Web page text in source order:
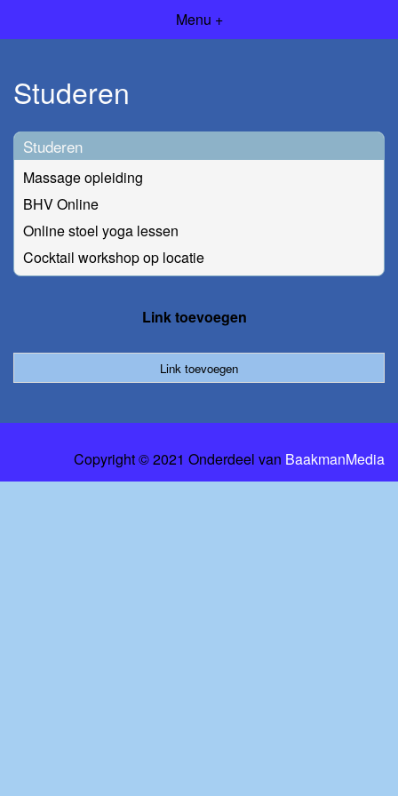
Menu +
Studeren
Studeren
Massage opleiding
BHV Online
Online stoel yoga lessen
Cocktail workshop op locatie
Link toevoegen
Link toevoegen
Copyright © 2021 Onderdeel van BaakmanMedia